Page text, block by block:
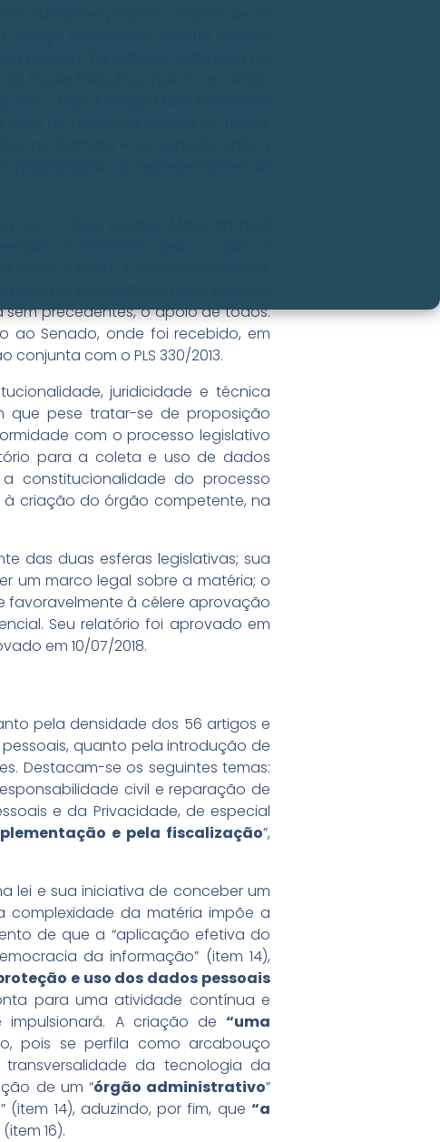
Valadares propôs o Projeto de Lei
Justiça empreende debate público
pública. Tal esforço redundou no
Poder Executivo, que foi acolhido
o Dep. Rodrigo Maia, Presidente
de mérito de ambos os textos,
na Câmara e no Senado, ante a
participação de representantes da
com o Dep. Rodrigo Maia, da qual
O encontro deixou clara a
o tema. A convite do Relator,
características relevantes do
precedentes, o apoio de todos.
ao Senado, onde foi recebido, em
conjunta com o PLS 330/2013.
juridicidade e técnica
que pese tratar-se de proposição
com o processo legislativo
para a coleta e uso de dados
constitucionalidade do processo
criação do órgão competente, na
das duas esferas legislativas; sua
um marco legal sobre a matéria; o
favoravelmente à célere aprovação
Seu relatório foi aprovado em
em 10/07/2018.
pela densidade dos 56 artigos e
quanto pela introdução de
Destacam-se os seguintes temas:
civil e reparação de
e da Privacidade, de especial
e pela fiscalização”,
lei e sua iniciativa de conceber um
complexidade da matéria impõe a
de que a “aplicação efetiva do
da informação” (item 14),
e uso dos dados pessoais
para uma atividade contínua e
A criação de “uma
pois se perfila como arcabouço
da tecnologia da
de um “órgão administrativo”
(item 14), aduzindo, por fim, que “a
16).